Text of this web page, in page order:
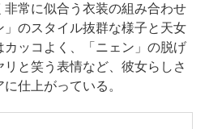
非常に似合う衣装の組み合わせ
」のスタイル抜群な様子と天女
ッコよく、「ニェン」の脱げ
と笑う表情など、彼女らしさ
仕上がっている。